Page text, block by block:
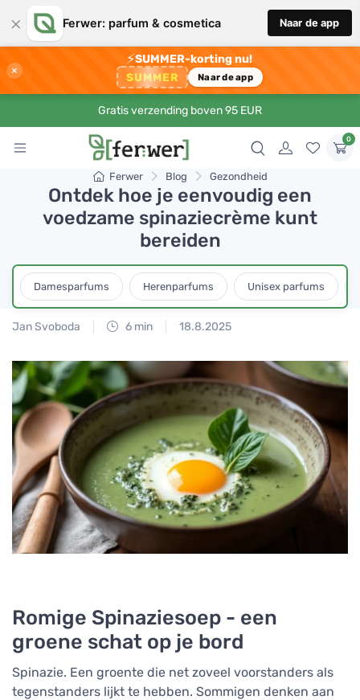
× Ferwer: parfum & cosmetica Naar de app
×
⚡SUMMER-korting nu!
SUMMER Naar de app
Gratis verzending boven 95 EUR
0
Ferwer Blog Gezondheid
Ontdek hoe je eenvoudig een
voedzame spinaziecrème kunt
bereiden
Damesparfums Herenparfums Unisex parfums
Jan Svoboda 6 min 18.8.2025
Romige Spinaziesoep - een
groene schat op je bord
Spinazie. Een groente die net zoveel voorstanders als
tegenstanders lijkt te hebben. Sommigen denken aan